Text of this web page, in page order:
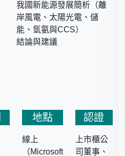
我國新能源發展簡析（離
岸風電、太陽光電、儲
能、氫氨與CCS）
結論與建議
地點
線上
（Microsoft
認證
上市櫃公
司董事、